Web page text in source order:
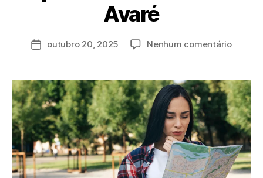
Avaré
o
r
d
outubro 20, 2025 Nenhum comentário